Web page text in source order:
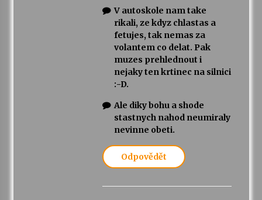
V autoskole nam take
rikali, ze kdyz chlastas a
fetujes, tak nemas za
volantem co delat. Pak
muzes prehlednout i
nejaky ten krtinec na silnici
:-D.
Ale diky bohu a shode
stastnych nahod neumiraly
nevinne obeti.
Odpovědět